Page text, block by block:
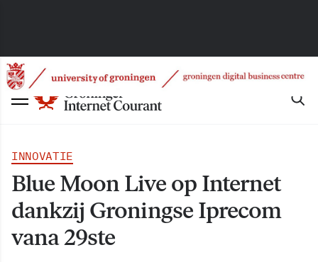
INNOVATIE
Blue Moon Live op Internet
dankzij Groningse Iprecom
vana 29ste